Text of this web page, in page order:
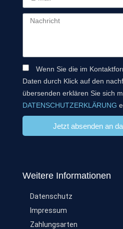
Wenn Sie die im
Daten durch Klick auf den
übersenden erklären Sie sich
DATENSCHUTZERKLÄRUNG
Jetzt absenden an
Weitere Informationen
Datenschutz
Impressum
Zahlungsarten